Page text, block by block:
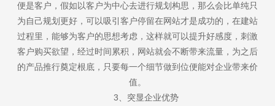
便是客户，假如以客户为中心去进行规划构思，那么会比单纯只
为自己规划更好，可以吸引客户停留在网站才是成功的，在建站
过程里，能够为客户的思想考虑，这样就可以提升好感度，刺激
客户购买欲望，经过时间累积，网站就会不断带来流量，为之后
的产品推行奠定根底，只要每一个细节做到位便能对企业带来价
值。
3、突显企业优势